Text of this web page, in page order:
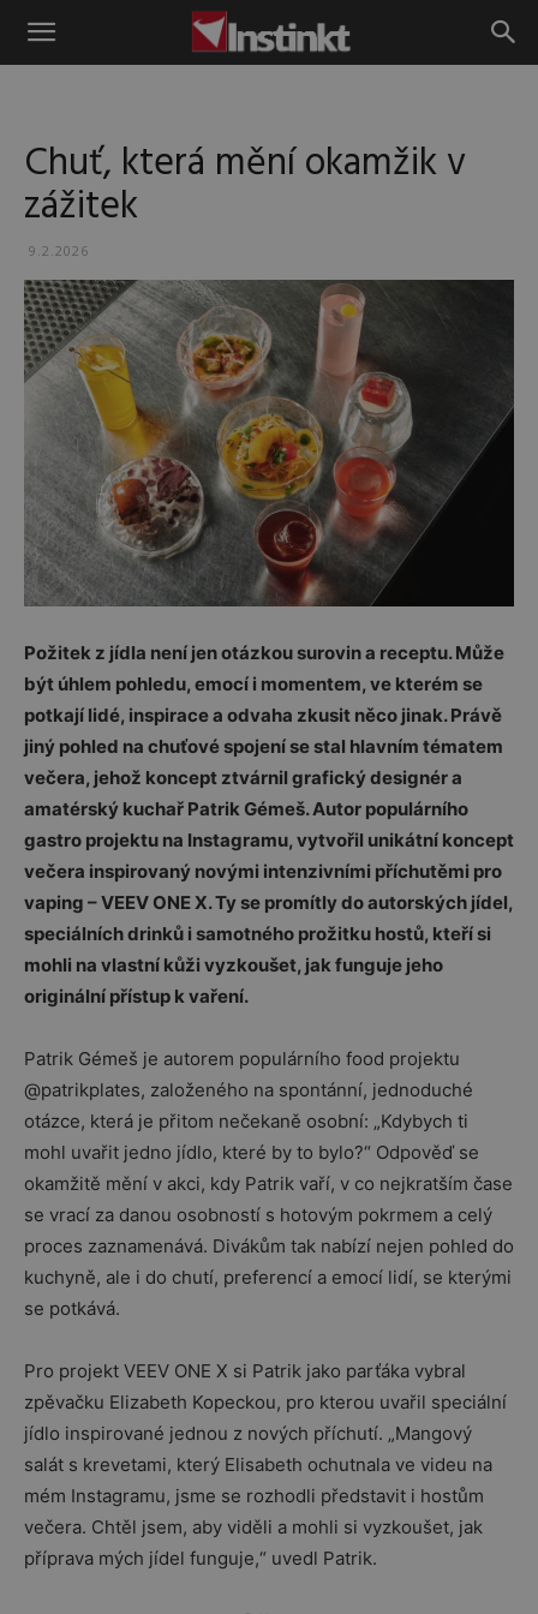
Instinkt
Chuť, která mění okamžik v
zážitek
9.2.2026
Požitek z jídla není jen otázkou surovin a receptu. Může
být úhlem pohledu, emocí i momentem, ve kterém se
potkají lidé, inspirace a odvaha zkusit něco jinak. Právě
jiný pohled na chuťové spojení se stal hlavním tématem
večera, jehož koncept ztvárnil grafický designér a
amatérský kuchař Patrik Gémeš. Autor populárního
gastro projektu na Instagramu, vytvořil unikátní koncept
večera inspirovaný novými intenzivními příchutěmi pro
vaping – VEEV ONE X. Ty se promítly do autorských jídel,
speciálních drinků i samotného prožitku hostů, kteří si
mohli na vlastní kůži vyzkoušet, jak funguje jeho
originální přístup k vaření.
Patrik Gémeš je autorem populárního food projektu
@patrikplates, založeného na spontánní, jednoduché
otázce, která je přitom nečekaně osobní: „Kdybych ti
mohl uvařit jedno jídlo, které by to bylo?“ Odpověď se
okamžitě mění v akci, kdy Patrik vaří, v co nejkratším čase
se vrací za danou osobností s hotovým pokrmem a celý
proces zaznamenává. Divákům tak nabízí nejen pohled do
kuchyně, ale i do chutí, preferencí a emocí lidí, se kterými
se potkává.
Pro projekt VEEV ONE X si Patrik jako parťáka vybral
zpěvačku Elizabeth Kopeckou, pro kterou uvařil speciální
jídlo inspirované jednou z nových příchutí. „Mangový
salát s krevetami, který Elisabeth ochutnala ve videu na
mém Instagramu, jsme se rozhodli představit i hostům
večera. Chtěl jsem, aby viděli a mohli si vyzkoušet, jak
příprava mých jídel funguje,“ uvedl Patrik.